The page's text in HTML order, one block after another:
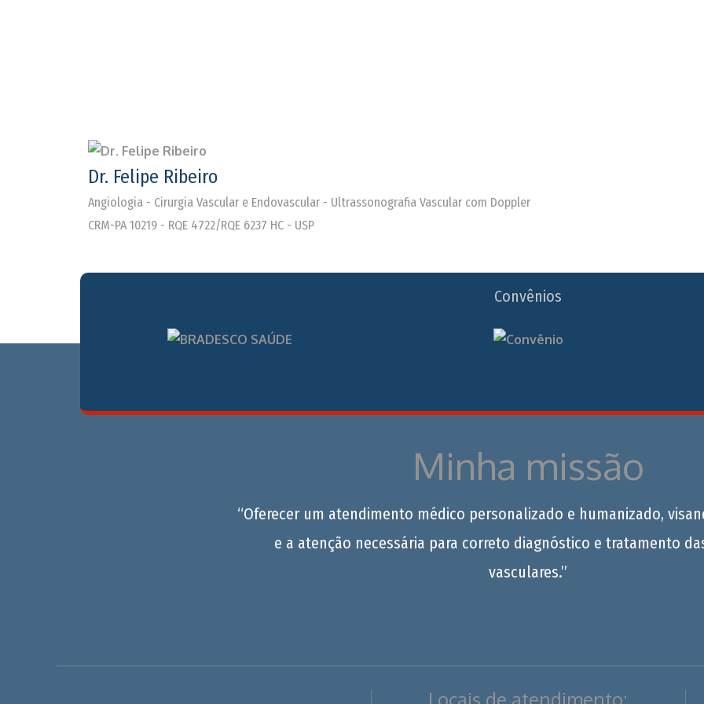
Dr. Felipe Ribeiro
Angiologia - Cirurgia Vascular e Endovascular - Ultrassonografia Vascular com Doppler
CRM-PA 10219 - RQE 4722/RQE 6237 HC - USP
Convênios
Minha missão
“Oferecer um atendimento médico personalizado e humanizado,
e a atenção necessária para correto diagnóstico e tratamento
vasculares.”
Locais de atendimento: